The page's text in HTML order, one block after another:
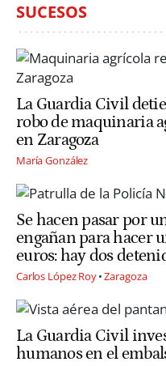
SUCESOS
La Guardia Civil
robo de maquinaria
en Zaragoza
María González
Se hacen pasar por
engañan para hacer
euros: hay dos
Carlos López Roy Zaragoza
La Guardia Civil
humanos en el